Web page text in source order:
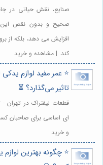
صنایع، نقش حیاتی در
صحیح و بدون نقص این
افزایش می دهد، بلکه از
کند. | مشاهده و خرید
⭐️ عمر مفید لوازم
تاثیر می‌گذارد؟ ⏳
قطعات لیفتراک در تهران -
ای اساسی برای صاحبان
و خرید
⭐️ چگونه بهترین لوازم